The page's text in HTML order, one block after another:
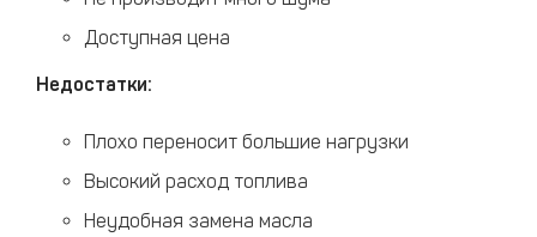
Доступная цена
Недостатки:
Плохо переносит большие нагрузки
Высокий расход топлива
Неудобная замена масла